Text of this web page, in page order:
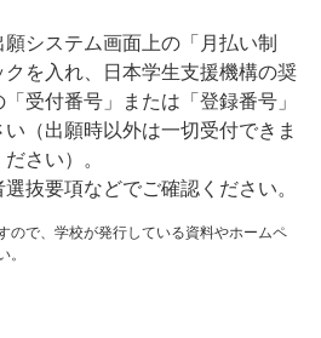
システム画面上の「月払い制
クを入れ、日本学生支援機構の奨
受付番号」または「登録番号」
（出願時以外は一切受付できま
さい）。
抜要項などでご確認ください。
ので、学校が発行している資料やホームペ
。